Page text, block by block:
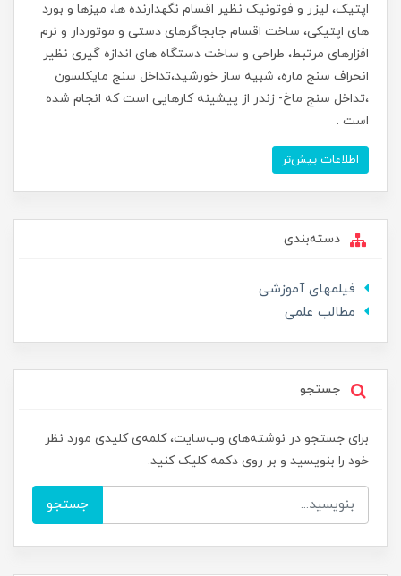
اپتیک، لیزر و فوتونیک نظیر اقسام نگهدارنده ها، میزها و بورد
های اپتیکی، ساخت اقسام جابجاگرهای دستی و موتوردار و نرم
افزارهای مرتبط، طراحی و ساخت دستگاه های اندازه گیری نظیر
انحراف سنج ماره، شبیه ساز خورشید،تداخل سنج مایکلسون
،تداخل سنج ماخ- زندر از پیشینه کارهایی است که انجام شده
است .
اطلاعات بیش‌تر
دسته‌بندی
فیلمهای آموزشی
مطالب علمی
جستجو
برای جستجو در نوشته‌های وب‌سایت، کلمه‌ی کلیدی مورد نظر
خود را بنویسید و بر روی دکمه کلیک کنید.
جستجو